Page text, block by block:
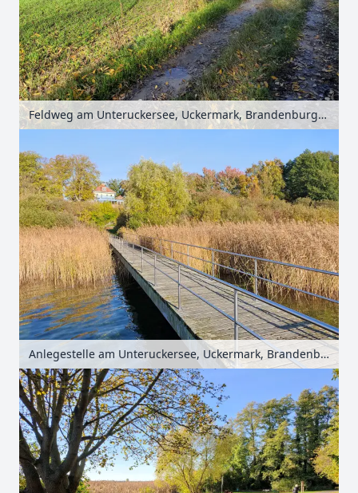
Feldweg am Unteruckersee, Uckermark, Brandenburg, Deutschland
Anlegestelle am Unteruckersee, Uckermark, Brandenburg, Deutschland